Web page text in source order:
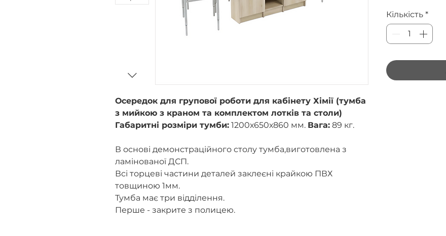
Осередок для групової роботи для кабінету Хімії (тумба
з мийкою з краном та комплектом лотків та столи)
Габаритні розміри тумби: 1200х650х860 мм. Вага: 89 кг.
В основі демонстраційного столу тумба,виготовлена з
ламінованої ДСП.
Всі торцеві частини деталей заклеєні крайкою ПВХ
товщиною 1мм.
Тумба має три відділення.
Перше - закрите з полицею.
Кількість *